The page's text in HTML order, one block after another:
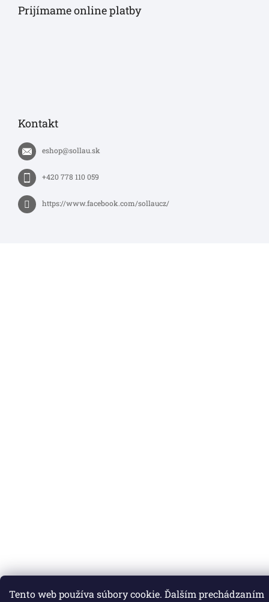
Tento web používa súbory cookie. Ďalším prechádzaním
Prijímame online platby
Kontakt
eshop@sollau.sk
+420 778 110 059
https://www.facebook.com/sollaucz/